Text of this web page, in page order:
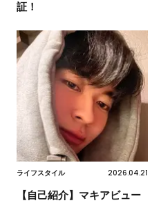
証！
ライフスタイル 2026.04.21
【自己紹介】マキアビュー